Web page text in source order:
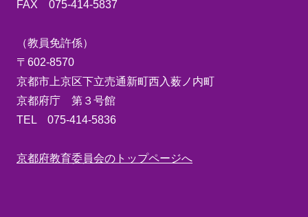
FAX 075-414-5837
（教員免許係）
〒602-8570
京都市上京区下立売通新町西入薮ノ内町
京都府庁 第３号館
TEL 075-414-5836
京都府教育委員会のトップページへ